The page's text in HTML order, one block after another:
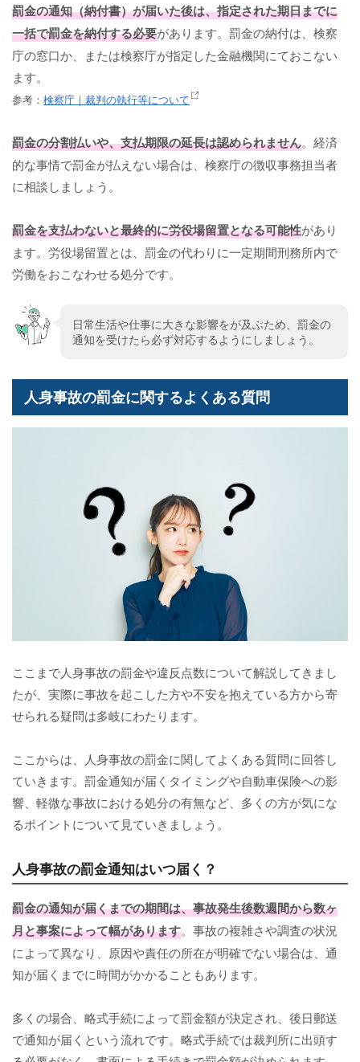
罰金の通知（納付書）が届いた後は、指定された期日までに
一括で罰金を納付する必要があります。罰金の納付は、検察
庁の窓口か、または検察庁が指定した金融機関にておこない
ます。
参考： 検察庁｜裁判の執行等について
罰金の分割払いや、支払期限の延長は認められません。経済
的な事情で罰金が払えない場合は、検察庁の徴収事務担当者
に相談しましょう。
罰金を支払わないと最終的に労役場留置となる可能性があり
ます。労役場留置とは、罰金の代わりに一定期間刑務所内で
労働をおこなわせる処分です。
日常生活や仕事に大きな影響をが及ぶため、罰金の
通知を受けたら必ず対応するようにしましょう。
人身事故の罰金に関するよくある質問
ここまで人身事故の罰金や違反点数について解説してきまし
たが、実際に事故を起こした方や不安を抱えている方から寄
せられる疑問は多岐にわたります。
ここからは、人身事故の罰金に関してよくある質問に回答し
ていきます。罰金通知が届くタイミングや自動車保険への影
響、軽微な事故における処分の有無など、多くの方が気にな
るポイントについて見ていきましょう。
人身事故の罰金通知はいつ届く？
罰金の通知が届くまでの期間は、事故発生後数週間から数ヶ
月と事案によって幅があります。事故の複雑さや調査の状況
によって異なり、原因や責任の所在が明確でない場合は、通
知が届くまでに時間がかかることもあります。
多くの場合、略式手続によって罰金額が決定され、後日郵送
で通知が届くという流れです。略式手続では裁判所に出頭す